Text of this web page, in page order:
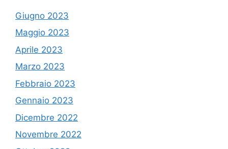
Giugno 2023
Maggio 2023
Aprile 2023
Marzo 2023
Febbraio 2023
Gennaio 2023
Dicembre 2022
Novembre 2022